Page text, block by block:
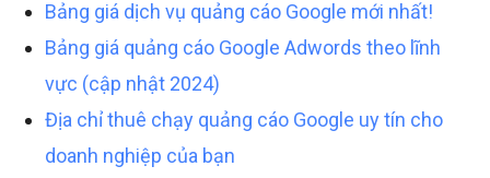
Bảng giá dịch vụ quảng cáo Google mới nhất!
Bảng giá quảng cáo Google Adwords theo lĩnh
vực (cập nhật 2024)
Địa chỉ thuê chạy quảng cáo Google uy tín cho
doanh nghiệp của bạn